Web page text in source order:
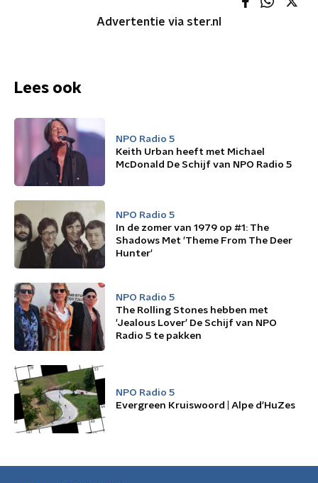
Advertentie via ster.nl
Lees ook
NPO Radio 5
Keith Urban heeft met Michael
McDonald De Schijf van NPO Radio 5
NPO Radio 5
In de zomer van 1979 op #1: The
Shadows Met 'Theme From The Deer
Hunter'
NPO Radio 5
The Rolling Stones hebben met
'Jealous Lover' De Schijf van NPO
Radio 5 te pakken
NPO Radio 5
Evergreen Kruiswoord | Alpe d'HuZes